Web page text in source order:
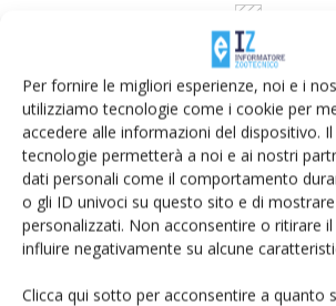
Per fornire le migliori esperienze, noi e i
utilizziamo tecnologie come i cookie per
accedere alle informazioni del dispositivo.
tecnologie permetterà a noi e ai nostri
dati personali come il comportamento
o gli ID univoci su questo sito e di
personalizzati. Non acconsentire o ritirare
influire negativamente su alcune
Clicca qui sotto per acconsentire a quanto
Rimani aggiornato sul
dell’agricoltura